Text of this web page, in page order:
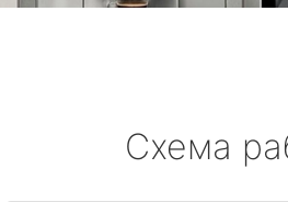
Схема